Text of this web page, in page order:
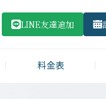
LINE友達追加
料金表